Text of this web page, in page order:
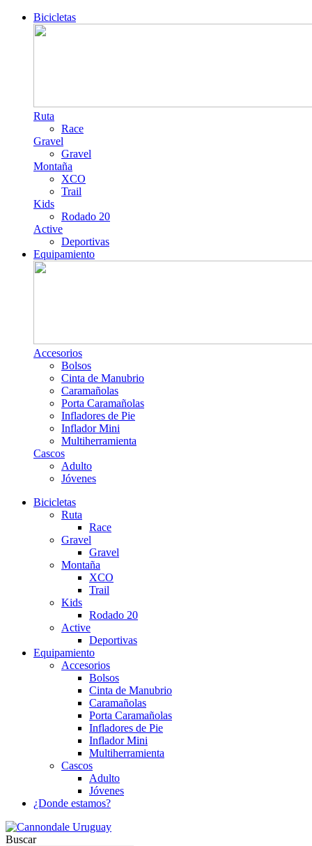
Bicicletas
Ruta
Race
Gravel
Gravel
Montaña
XCO
Trail
Kids
Rodado 20
Active
Deportivas
Equipamiento
Accesorios
Bolsos
Cinta de Manubrio
Caramañolas
Porta Caramañolas
Infladores de Pie
Inflador Mini
Multiherramienta
Cascos
Adulto
Jóvenes
Bicicletas
Ruta
Race
Gravel
Gravel
Montaña
XCO
Trail
Kids
Rodado 20
Active
Deportivas
Equipamiento
Accesorios
Bolsos
Cinta de Manubrio
Caramañolas
Porta Caramañolas
Infladores de Pie
Inflador Mini
Multiherramienta
Cascos
Adulto
Jóvenes
¿Donde estamos?
Buscar